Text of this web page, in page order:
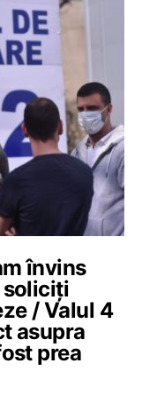
învins
soliciți
/ Valul 4
asupra
prea